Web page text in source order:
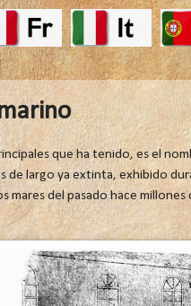
que ha tenido, es el
de largo ya extinta, exhibido
mares del pasado hace millones